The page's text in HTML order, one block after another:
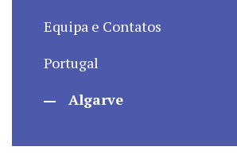
Equipa e Contatos
Portugal
Algarve